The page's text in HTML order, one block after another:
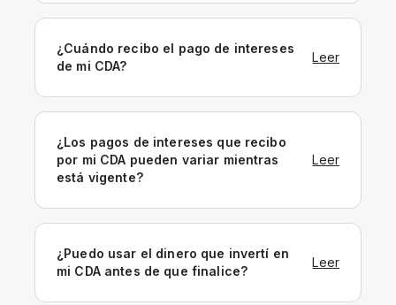
¿Cuándo recibo el pago de intereses
de mi CDA?
Leer
¿Los pagos de intereses que recibo
por mi CDA pueden variar mientras
está vigente?
Leer
¿Puedo usar el dinero que invertí en
mi CDA antes de que finalice?
Leer